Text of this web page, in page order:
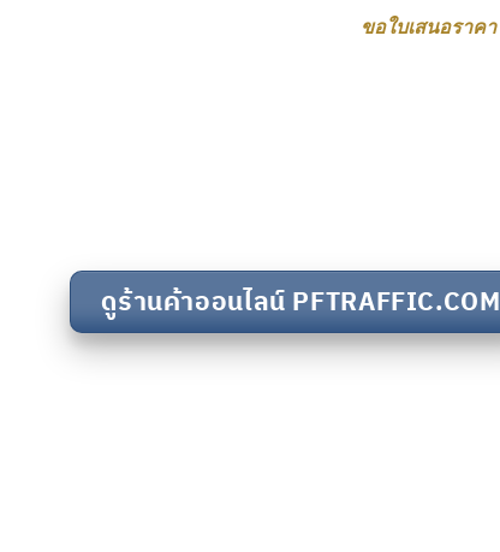
ขอใบเสนอราคา
ดูร้านค้าออนไลน์ PFTRAFFIC.COM